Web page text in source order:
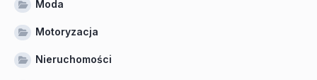
Moda
Motoryzacja
Nieruchomości